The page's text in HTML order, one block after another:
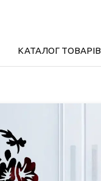
КАТАЛОГ ТОВАРІВ